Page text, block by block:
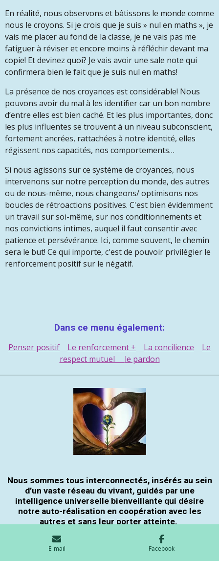
En réalité, nous observons et bâtissons le monde comme
nous le croyons. Si je crois que je suis » nul en maths », je
vais me placer au fond de la classe, je ne vais pas me
fatiguer à réviser et encore moins à réfléchir devant ma
copie! Et devinez quoi? Je vais avoir une sale note qui
confirmera bien le fait que je suis nul en maths!
La présence de nos croyances est considérable! Nous
pouvons avoir du mal à les identifier car un bon nombre
d’entre elles est bien caché. Et les plus importantes, donc
les plus influentes se trouvent à un niveau subconscient,
fortement ancrées, rattachées à notre identité, elles
régissent nos capacités, nos comportements…
Si nous agissons sur ce système de croyances, nous
intervenons sur notre perception du monde, des autres
ou de nous-même, nous changeons/ optimisons nos
boucles de rétroactions positives. C'est bien évidemment
un travail sur soi-même, sur nos conditionnements et
nos convictions intimes, auquel il faut consentir avec
patience et persévérance. Ici, comme souvent, le chemin
sera le but! Ce qui importe, c'est de pouvoir privilégier le
renforcement positif sur le négatif.
Dans ce menu également:
Penser positif
Le renforcement + La concilience
Le
respect mutuel le pardon
Nous sommes tous interconnectés, insérés au sein
d’un vaste réseau du vivant, guidés par une
intelligence universelle bienveillante qui désire
notre auto-réalisation en coopération avec les
autres et sans leur porter atteinte.
E-mail Facebook